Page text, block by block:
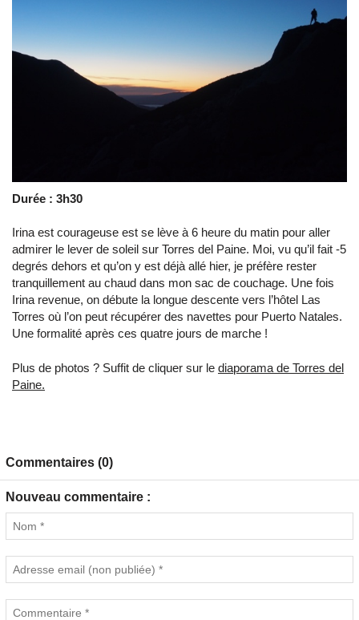
Durée : 3h30
Irina est courageuse est se lève à 6 heure du matin pour aller
admirer le lever de soleil sur Torres del Paine. Moi, vu qu’il fait -5
degrés dehors et qu’on y est déjà allé hier, je préfère rester
tranquillement au chaud dans mon sac de couchage. Une fois
Irina revenue, on débute la longue descente vers l’hôtel Las
Torres où l’on peut récupérer des navettes pour Puerto Natales.
Une formalité après ces quatre jours de marche !
Plus de photos ? Suffit de cliquer sur le diaporama de Torres del
Paine.
Commentaires (0)
Nouveau commentaire :